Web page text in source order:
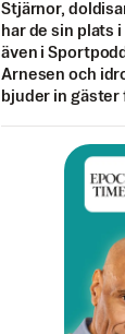
Stjärnor,
har de sin plats
även i
Arnesen och
bjuder in